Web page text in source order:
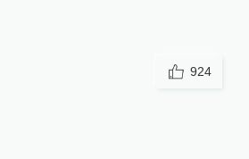
924